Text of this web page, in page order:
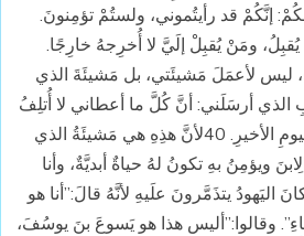
إنَّكُمْ قد رأيتُموني، ولستُمْ تؤمِنونَ.
ومَنْ يُقبِلْ إلَيَّ لا أُخرِجهُ خارِجًا.
ليس لأعمَلَ مَشيئَتي، بل مَشيئَةَ الذي
الذي أرسَلَني: أنَّ كُلَّ ما أعطاني لا أُتلِفُ
مِنهُ شَيئًا، بل أُقيمُهُ في اليومِ الأخيرِ. 40لأنَّ هذِهِ هي مَشيئَةُ الذي
ويؤمِنُ بهِ تكونُ لهُ حياةٌ أبديَّةٌ، وأنا
اليَهودُ يتذَمَّرونَ علَيهِ لأنَّهُ قالَ:”أنا هو
وقالوا:”أليس هذا هو يَسوعَ بنَ يوسُفَ،